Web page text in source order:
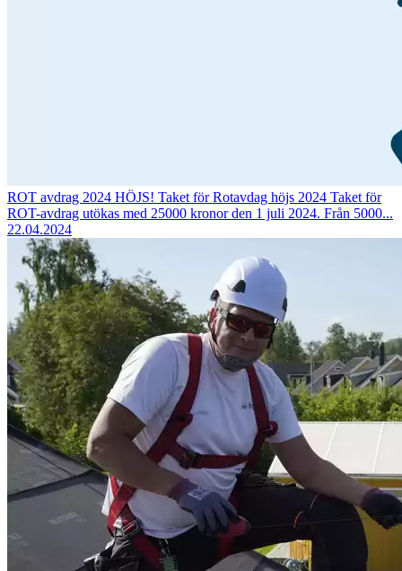
ROT avdrag 2024 HÖJS! Taket för Rotavdag höjs 2024 Taket för
ROT-avdrag utökas med 25000 kronor den 1 juli 2024. Från 5000...
22.04.2024